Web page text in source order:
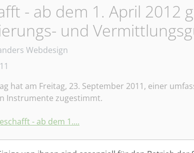
- ab dem 1. April 2012
und
Webdesign
hat am Freitag, 23. September 2011, einer
Instrumente zugestimmt.
- ab dem 1....
Homepage